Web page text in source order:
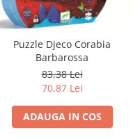
Puzzle Djeco Corabia
Barbarossa
83,38 Lei
70,87 Lei
ADAUGA IN COS